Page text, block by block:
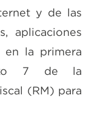
y de las
aplicaciones
en la primera
7 de la
(RM) para